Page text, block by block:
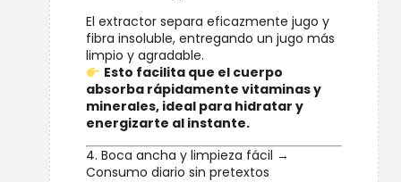
El extractor separa eficazmente jugo y
fibra insoluble, entregando un jugo más
limpio y agradable.
Esto facilita que el cuerpo
absorba rápidamente vitaminas y
minerales, ideal para hidratar y
energizarte al instante.
4. Boca ancha y limpieza fácil →
Consumo diario sin pretextos